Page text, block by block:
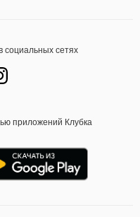
социальных сетях
приложений Клубка